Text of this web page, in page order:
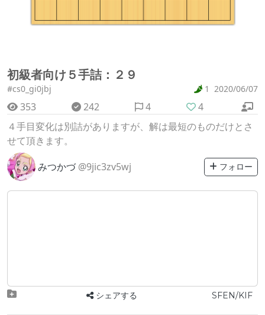
初級者向け５手詰：２９
#cs0_gi0jbj 1 2020/06/07
353 242 4
4
４手目変化は別詰がありますが、解は最短のものだけとさ
せて頂きます。
みつかづ @9jic3zv5wj フォロー
シェアする SFEN/KIF